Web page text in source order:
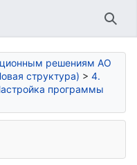
решениям АО
структура) > 4.
программы